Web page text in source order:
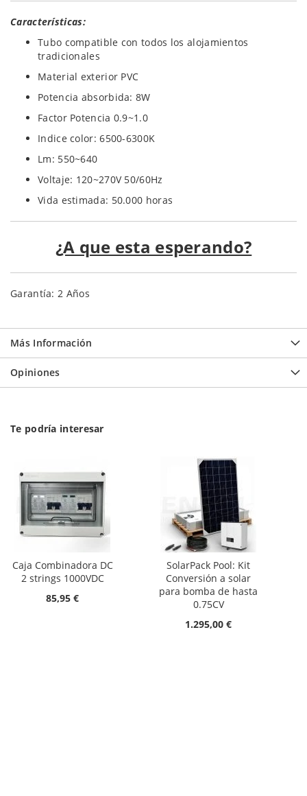
Características:
Tubo compatible con todos los alojamientos
tradicionales
Material exterior PVC
Potencia absorbida: 8W
Factor Potencia 0.9~1.0
Indice color: 6500-6300K
Lm: 550~640
Voltaje: 120~270V 50/60Hz
Vida estimada: 50.000 horas
¿A que esta esperando?
Garantía: 2 Años
Más Información
Opiniones
Te podría interesar
Caja Combinadora DC
2 strings 1000VDC
85,95 €
SolarPack Pool: Kit
Conversión a solar
para bomba de hasta
0.75CV
1.295,00 €